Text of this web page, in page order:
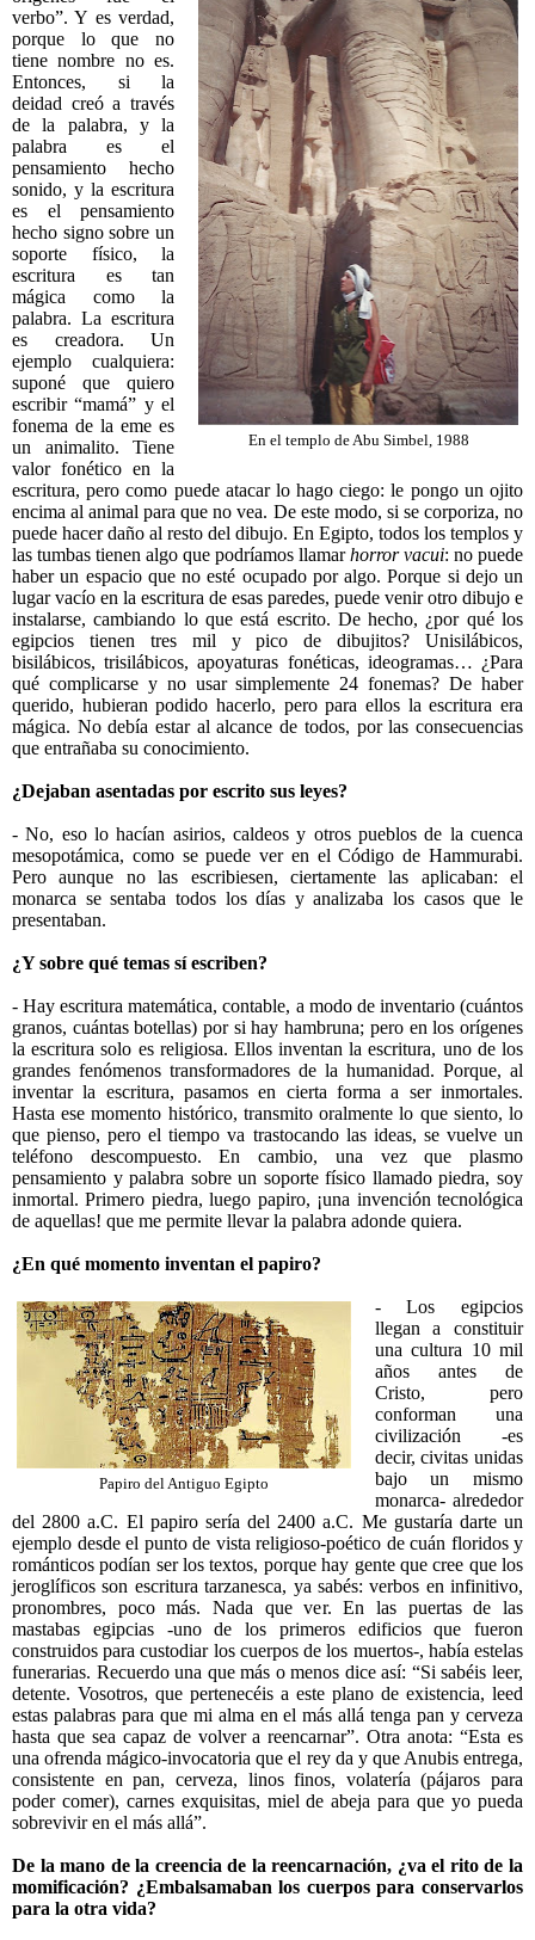
En el templo de Abu Simbel, 1988
verbo”. Y es verdad,
porque lo que no
tiene nombre no es.
Entonces, si la
deidad creó a través
de la palabra, y la
palabra es el
pensamiento hecho
sonido, y la escritura
es el pensamiento
hecho signo sobre un
soporte físico, la
escritura es tan
mágica como la
palabra. La escritura
es creadora. Un
ejemplo cualquiera:
suponé que quiero
escribir “mamá” y el
fonema de la eme es
un animalito. Tiene
valor fonético en la
escritura, pero como puede atacar lo hago ciego: le pongo un ojito
encima al animal para que no vea. De este modo, si se corporiza, no
puede hacer daño al resto del dibujo. En Egipto, todos los templos y
las tumbas tienen algo que podríamos llamarhorror vacui: no puede
haber un espacio que no esté ocupado por algo. Porque si dejo un
lugar vacío en la escritura de esas paredes, puede venir otro dibujo e
instalarse, cambiando lo que está escrito. De hecho, ¿por qué los
egipcios tienen tres mil y pico de dibujitos? Unisilábicos,
bisilábicos, trisilábicos, apoyaturas fonéticas, ideogramas… ¿Para
qué complicarse y no usar simplemente 24 fonemas? De haber
querido, hubieran podido hacerlo, pero para ellos la escritura era
mágica. No debía estar al alcance de todos, por las consecuencias
que entrañaba su conocimiento.
¿Dejaban asentadas por escrito sus leyes?
- No, eso lo hacían asirios, caldeos y otros pueblos de la cuenca
mesopotámica, como se puede ver en el Código de Hammurabi.
Pero aunque no las escribiesen, ciertamente las aplicaban: el
monarca se sentaba todos los días y analizaba los casos que le
presentaban.
¿Y sobre qué temas sí escriben?
- Hay escritura matemática, contable, a modo de inventario (cuántos
granos, cuántas botellas) por si hay hambruna; pero en los orígenes
la escritura solo es religiosa. Ellos inventan la escritura, uno de los
grandes fenómenos transformadores de la humanidad. Porque, al
inventar la escritura, pasamos en cierta forma a ser inmortales.
Hasta ese momento histórico, transmito oralmente lo que siento, lo
que pienso, pero el tiempo va trastocando las ideas, se vuelve un
teléfono descompuesto. En cambio, una vez que plasmo
pensamiento y palabra sobre un soporte físico llamado piedra, soy
inmortal. Primero piedra, luego papiro, ¡una invención tecnológica
de aquellas! que me permite llevar la palabra adonde quiera.
¿En qué momento inventan el papiro?
Papiro del Antiguo Egipto
- Los egipcios
llegan a constituir
una cultura 10 mil
años antes de
Cristo, pero
conforman una
civilización -es
decir, civitas unidas
bajo un mismo
monarca- alrededor
del 2800 a.C. El papiro sería del 2400 a.C. Me gustaría darte un
ejemplo desde el punto de vista religioso-poético de cuán floridos y
románticos podían ser los textos, porque hay gente que cree que los
jeroglíficos son escritura tarzanesca, ya sabés: verbos en infinitivo,
pronombres, poco más. Nada que ver. En las puertas de las
mastabas egipcias -uno de los primeros edificios que fueron
construidos para custodiar los cuerpos de los muertos-, había estelas
funerarias. Recuerdo una que más o menos dice así: “Si sabéis leer,
detente. Vosotros, que pertenecéis a este plano de existencia, leed
estas palabras para que mi alma en el más allá tenga pan y cerveza
hasta que sea capaz de volver a reencarnar”. Otra anota: “Esta es
una ofrenda mágico-invocatoria que el rey da y que Anubis entrega,
consistente en pan, cerveza, linos finos, volatería (pájaros para
poder comer), carnes exquisitas, miel de abeja para que yo pueda
sobrevivir en el más allá”.
De la mano de la creencia de la reencarnación, ¿va el rito de la
momificación? ¿Embalsamaban los cuerpos para conservarlos
para la otra vida?